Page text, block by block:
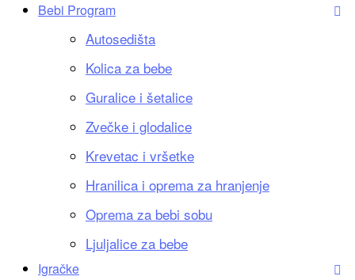
Bebi Program
Autosedišta
Kolica za bebe
Guralice i šetalice
Zvečke i glodalice
Krevetac i vršetke
Hranilica i oprema za hranjenje
Oprema za bebi sobu
Ljuljalice za bebe
Igračke